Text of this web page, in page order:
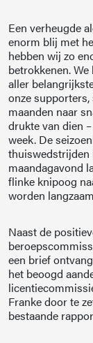
Een verheugde
enorm blij met
hebben wij zo
betrokkenen.
aller
onze
maanden naar
drukte van dien
week. De
thuiswedstrijden
maandagavond
flinke knipoog
worden
Naast de
een brief
het beoogd
Franke door te
bestaande